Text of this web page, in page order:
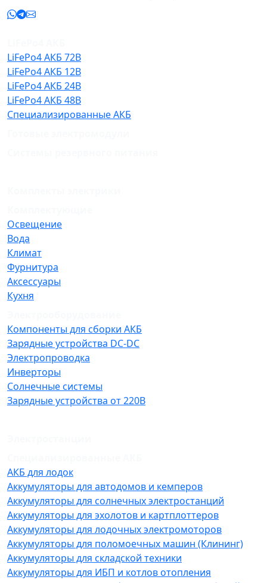
LiFePo4 АКБ 72В
LiFePo4 АКБ 12В
LiFePo4 АКБ 24В
LiFePo4 АКБ 48В
Специализированные АКБ
Освещение
Вода
Климат
Фурнитура
Аксессуары
Кухня
Компоненты для сборки АКБ
Зарядные устройства DC-DC
Электропроводка
Инверторы
Солнечные системы
Зарядные устройства от 220В
АКБ для лодок
Аккумуляторы для автодомов и кемперов
Аккумуляторы для солнечных электростанций
Аккумуляторы для эхолотов и картплоттеров
Аккумуляторы для лодочных электромоторов
Аккумуляторы для поломоечных машин (Клининг)
Аккумуляторы для складской техники
Аккумуляторы для ИБП и котлов отопления